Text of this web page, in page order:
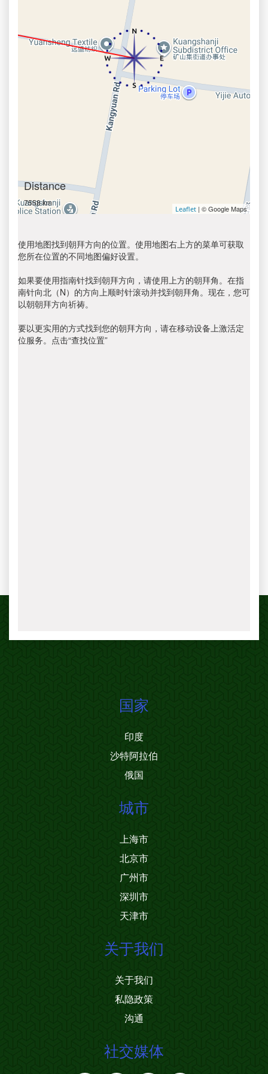
Distance
7558 km
Leaflet | © Google Maps
使用地图找到朝拜方向的位置。使用地图右上方的菜单可获取
您所在位置的不同地图偏好设置。
如果要使用指南针找到朝拜方向，请使用上方的朝拜角。在指
南针向北（N）的方向上顺时针滚动并找到朝拜角。现在，您可
以朝朝拜方向祈祷。
要以更实用的方式找到您的朝拜方向，请在移动设备上激活定
位服务。点击“查找位置”
国家
印度
沙特阿拉伯
俄国
城市
上海市
北京市
广州市
深圳市
天津市
关于我们
关于我们
私隐政策
沟通
社交媒体